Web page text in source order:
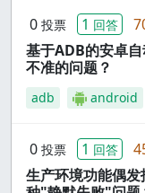
0 投票 1 回答
基于ADB的安卓
不准的问题？
adb android
0 投票 1 回答
生产环境功能偶